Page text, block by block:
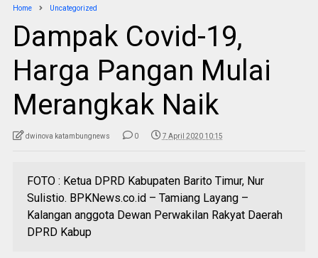
Home Uncategorized
Dampak Covid-19,
Harga Pangan Mulai
Merangkak Naik
dwinova katambungnews 0 7 April 2020 10:15
FOTO : Ketua DPRD Kabupaten Barito Timur, Nur
Sulistio. BPKNews.co.id – Tamiang Layang –
Kalangan anggota Dewan Perwakilan Rakyat Daerah
DPRD Kabup